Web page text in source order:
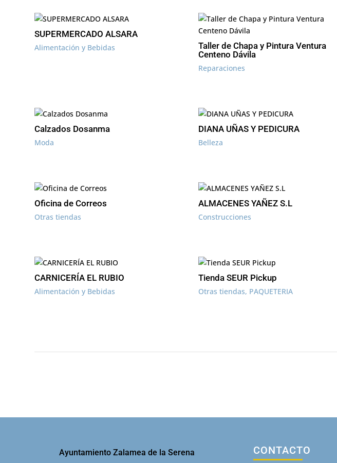
SUPERMERCADO ALSARA
Alimentación y Bebidas
Taller de Chapa y Pintura Ventura
Centeno Dávila
Reparaciones
Calzados Dosanma
Moda
DIANA UÑAS Y PEDICURA
Belleza
Oficina de Correos
Otras tiendas
ALMACENES YAÑEZ S.L
Construcciones
CARNICERÍA EL RUBIO
Alimentación y Bebidas
Tienda SEUR Pickup
Otras tiendas, PAQUETERIA
Ayuntamiento Zalamea de la Serena CONTACTO